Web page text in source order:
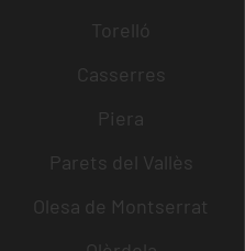
Torelló
Casserres
Piera
Parets del Vallès
Olesa de Montserrat